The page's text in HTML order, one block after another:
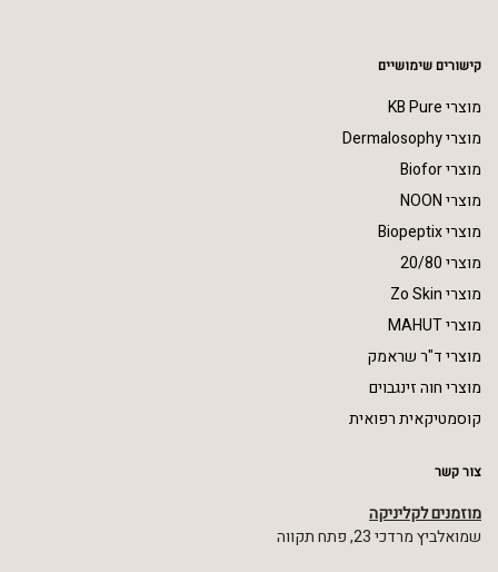
קישורים שימושיים
מוצרי KB Pure
מוצרי Dermalosophy
מוצרי Biofor
מוצרי NOON
מוצרי Biopeptix
מוצרי 20/80
מוצרי Zo Skin
מוצרי MAHUT
מוצרי ד"ר שראמק
מוצרי חוה זינגבוים
קוסמטיקאית רפואית
צור קשר
מוזמנים לקליניקה
שמואלביץ מרדכי 23, פתח תקווה